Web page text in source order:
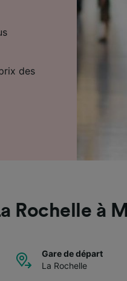
des
Rochelle à
Gare de départ
La Rochelle